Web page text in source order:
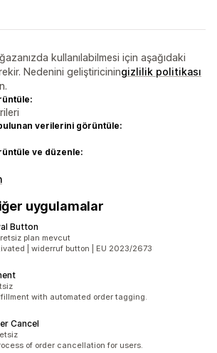
kullanılabilmesi için aşağıdaki
Nedenini geliştiriciningizlilik politikası
verilerini görüntüle:
ve düzenle:
uygulamalar
Button
plan mevcut
| widerruf button | EU 2023/2673
with automated order tagging.
Cancel
of order cancellation for users.